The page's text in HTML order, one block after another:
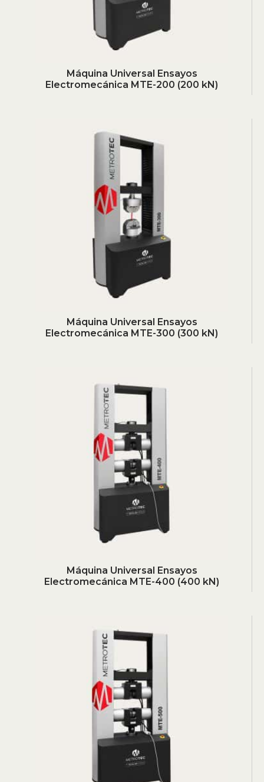
Máquina Universal Ensayos
Electromecánica MTE-200 (200 kN)
Máquina Universal Ensayos
Electromecánica MTE-300 (300 kN)
Máquina Universal Ensayos
Electromecánica MTE-400 (400 kN)